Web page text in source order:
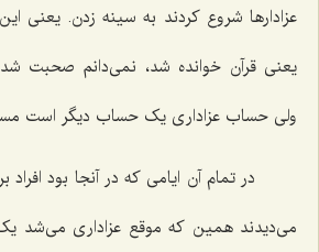
عزادارها شروع کردند به سینه زدن.
یعنی قرآن خوانده شد، نمی‌دانم صحبت
ولی حساب عزاداری یک حساب دیگر است
در تمام آن ایامی که در آنجا بود
می‌دیدند همین که موقع عزاداری می‌شد